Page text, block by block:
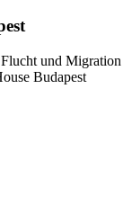
und Migration
Budapest